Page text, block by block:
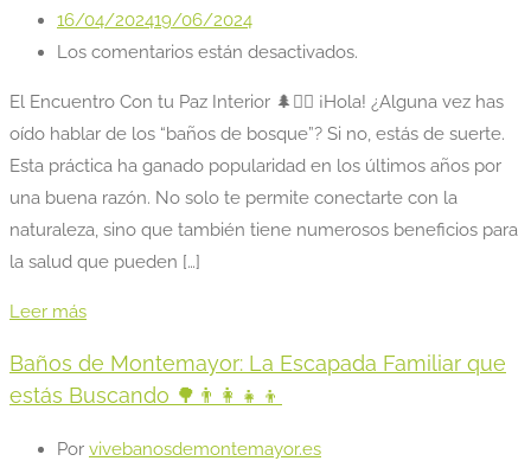
16/04/202419/06/2024
Los comentarios están desactivados.
El Encuentro Con tu Paz Interior 🌲💆‍♀️ ¡Hola! ¿Alguna vez has
oído hablar de los “baños de bosque”? Si no, estás de suerte.
Esta práctica ha ganado popularidad en los últimos años por
una buena razón. No solo te permite conectarte con la
naturaleza, sino que también tiene numerosos beneficios para
la salud que pueden […]
Leer más
Baños de Montemayor: La Escapada Familiar que
estás Buscando 🌳👨‍👩‍👧‍👦
Por vivebanosdemontemayor.es